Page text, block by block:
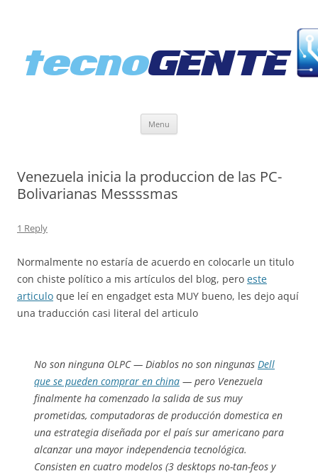
Menu
Venezuela inicia la produccion de las PC-
Bolivarianas Messssmas
1 Reply
Normalmente no estaría de acuerdo en colocarle un titulo
con chiste político a mis artículos del blog, pero este
articulo que leí en engadget esta MUY bueno, les dejo aquí
una traducción casi literal del articulo
No son ninguna OLPC — Diablos no son ningunas Dell
que se pueden comprar en china — pero Venezuela
finalmente ha comenzado la salida de sus muy
prometidas, computadoras de producción domestica en
una estrategia diseñada por el país sur americano para
alcanzar una mayor independencia tecnológica.
Consisten en cuatro modelos (3 desktops no-tan-feos y